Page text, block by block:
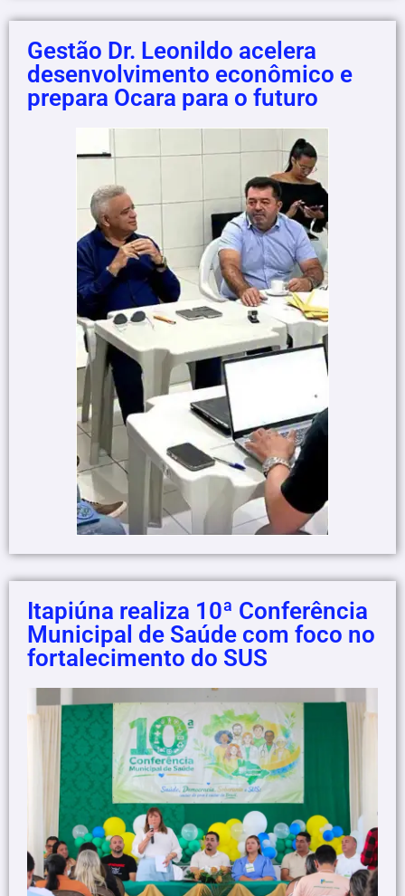
Gestão Dr. Leonildo acelera
desenvolvimento econômico e
prepara Ocara para o futuro
Itapiúna realiza 10ª Conferência
Municipal de Saúde com foco no
fortalecimento do SUS